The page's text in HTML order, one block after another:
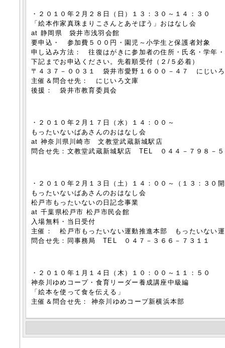
・２０１０年２月２８日（日）１３：３０～１４：３０
「絵本作家真珠まりこさんとあそぼう」おはなし会
at 静岡県 袋井市浅羽会館
要申込・ 参加費５００円・園児～小学生と保護者対象
申し込み方法： 往復はがきに参加者の住所・氏名・学年
下記までお申込ください。先着順受付（２/５必着）
〒４３７－００３１ 袋井市愛野１６００－４７ にじい
主催＆問合せ先： にじいろ文庫
後援： 袋井市教育委員会
・２０１０年２月１７日（水）１４：００～
もったいないばあさんのおはなし会
at 神奈川県川崎市 文教堂武蔵新城駅店
問合せ先：文教堂武蔵新城駅店 TEL ０４４－７９８－
・２０１０年２月１３日（土）１４：００～（１３：３０
もったいないばあさんのおはなし会
松戸市もったいないの日記念事業
at 千葉県松戸市 松戸市民会館
入場無料・当日受付
主催： 松戸市もったいない運動推進本部 もったいない
問合せ先：同事務局 TEL ０４７－３６６－７３１１
・２０１０年１月１４日（木）１０：００～１１：５０
神奈川ゆめコープ・食育リーダー養成講座中級編
「絵本を使って食を伝える」
主催＆問合せ先： 神奈川ゆめコープ新横浜本部